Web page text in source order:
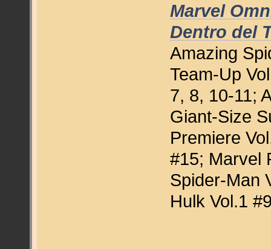
Marvel
Dentro del
Amazing
Team-Up
7, 8, 10-11;
Giant-Size
Premiere
#15; Marvel
Spider-Man
Hulk Vol.1